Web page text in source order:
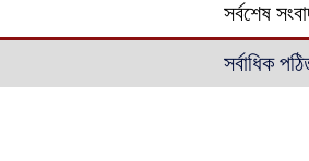
সর্বশেষ
সর্বাধিক